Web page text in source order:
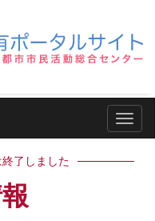
ナビ
了しました